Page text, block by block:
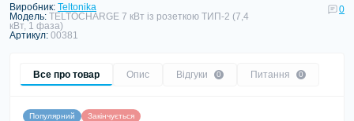
Виробник: Teltonika
Модель: TELTOCHARGE 7 кВт із розеткою ТИП-2 (7,4
кВт, 1 фаза)
Артикул: 00381
0
Все про товар Опис Відгуки 0 Питання 0
Популярний Закінчується